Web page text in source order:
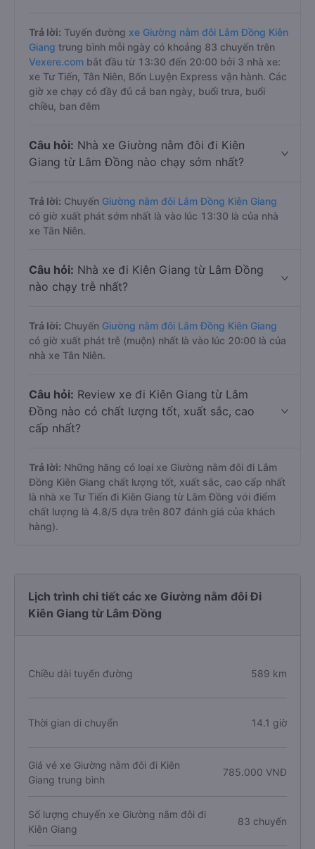
Trả lời: Tuyến đường xe Giường nằm đôi Lâm Đồng Kiên
Giang trung bình mỗi ngày có khoảng 83 chuyến trên
Vexere.com bắt đầu từ 13:30 đến 20:00 bởi 3 nhà xe:
xe Tư Tiến, Tân Niên, Bốn Luyện Express vận hành. Các
giờ xe chạy có đầy đủ cả ban ngày, buổi trưa, buổi
chiều, ban đêm
Câu hỏi: Nhà xe Giường nằm đôi đi Kiên
Giang từ Lâm Đồng nào chạy sớm nhất?
Trả lời: Chuyến Giường nằm đôi Lâm Đồng Kiên Giang
có giờ xuất phát sớm nhất là vào lúc 13:30 là của nhà
xe Tân Niên.
Câu hỏi: Nhà xe đi Kiên Giang từ Lâm Đồng
nào chạy trễ nhất?
Trả lời: Chuyến Giường nằm đôi Lâm Đồng Kiên Giang
có giờ xuất phát trễ (muộn) nhất là vào lúc 20:00 là của
nhà xe Tân Niên.
Câu hỏi: Review xe đi Kiên Giang từ Lâm
Đồng nào có chất lượng tốt, xuất sắc, cao
cấp nhất?
Trả lời: Những hãng có loại xe Giường nằm đôi đi Lâm
Đồng Kiên Giang chất lượng tốt, xuất sắc, cao cấp nhất
là nhà xe Tư Tiến đi Kiên Giang từ Lâm Đồng với điểm
chất lượng là 4.8/5 dựa trên 807 đánh giá của khách
hàng).
Lịch trình chi tiết các xe Giường nằm đôi Đi
Kiên Giang từ Lâm Đồng
Chiều dài tuyến đường 589 km
Thời gian di chuyển 14.1 giờ
Giá vé xe Giường nằm đôi đi Kiên
Giang trung bình
785.000 VNĐ
Số lượng chuyến xe Giường nằm đôi đi
Kiên Giang
83 chuyến